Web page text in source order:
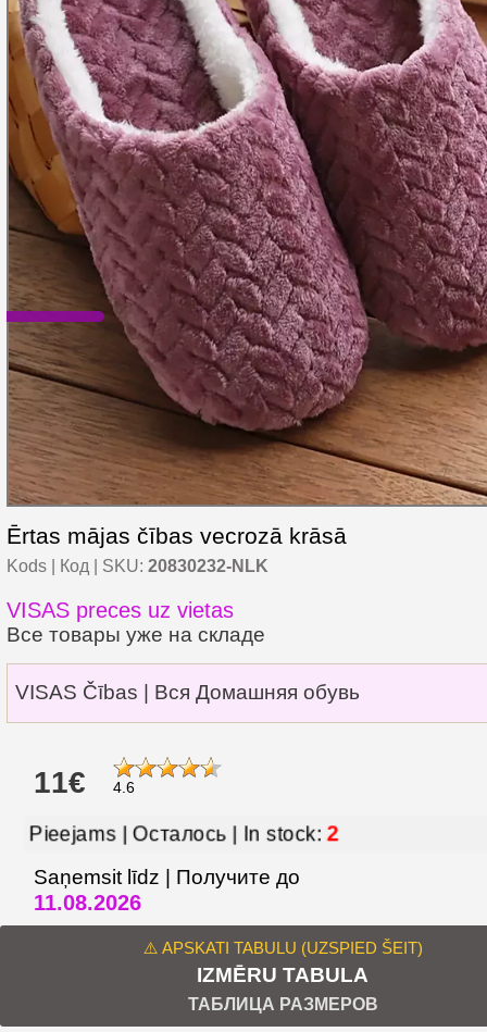
Ērtas mājas čības vecrozā krāsā
Kods | Код | SKU: 20830232-NLK
VISAS preces uz vietas
Все товары уже на складе
VISAS Čības | Вся Домашняя обувь
11€ 4.6
Pieejams | Осталось | In stock:2
Saņemsit līdz | Получите до
11.08.2026
⚠️ APSKATI TABULU (UZSPIED ŠEIT)
IZMĒRU TABULA
ТАБЛИЦА РАЗМЕРОВ